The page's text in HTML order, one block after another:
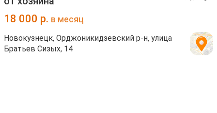
18 000 р. в месяц
Новокузнецк, Орджоникидзевский р-н, улица
Братьев Сизых, 14